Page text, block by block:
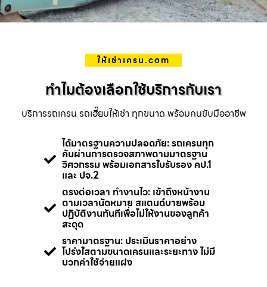
ให้เช่าเครน.com
ทำไมต้องเลือกใช้บริการกับเรา
บริการรถเครน รถเฮี๊ยบให้เช่า ทุกขนาด พร้อมคนขับมืออาชีพ
ได้มาตรฐานความปลอดภัย: รถเครนทุก
คันผ่านการตรวจสภาพตามมาตรฐาน
วิศวกรรม พร้อมเอกสารใบรับรอง คป.1
และ ปจ.2
ตรงต่อเวลา ทำงานไว: เข้าถึงหน้างาน
ตามเวลานัดหมาย สแตนด์บายพร้อม
ปฏิบัติงานทันทีเพื่อไม่ให้งานของลูกค้า
สะดุด
ราคามาตรฐาน: ประเมินราคาอย่าง
โปร่งใสตามขนาดเครนและระยะทาง ไม่มี
บวกค่าใช้จ่ายแฝง